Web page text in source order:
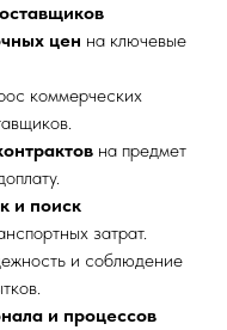
цен на ключевые
коммерческих
на предмет
и поиск
затрат.
и соблюдение
и процессов